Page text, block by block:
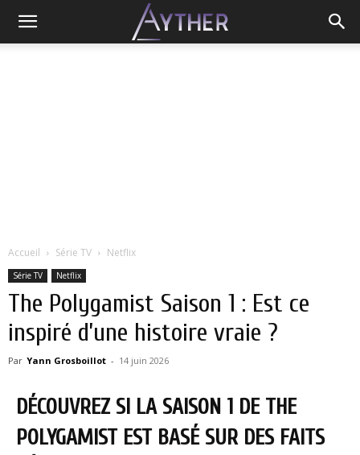
Accueil Série TV Netflix
Série TV Netflix
The Polygamist Saison 1 : Est ce
inspiré d’une histoire vraie ?
Par Yann Grosboillot - 14 juin 2026
DÉCOUVREZ SI LA SAISON 1 DE THE
POLYGAMIST EST BASÉ SUR DES FAITS